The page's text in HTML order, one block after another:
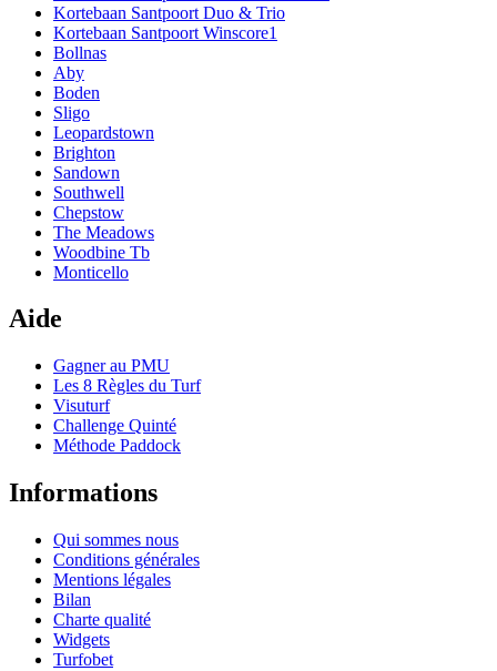
Kortebaan Santpoort Duo & Trio
Kortebaan Santpoort Winscore1
Bollnas
Aby
Boden
Sligo
Leopardstown
Brighton
Sandown
Southwell
Chepstow
The Meadows
Woodbine Tb
Monticello
Aide
Gagner au PMU
Les 8 Règles du Turf
Visuturf
Challenge Quinté
Méthode Paddock
Informations
Qui sommes nous
Conditions générales
Mentions légales
Bilan
Charte qualité
Widgets
Turfobet